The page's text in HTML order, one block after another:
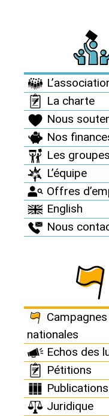
La charte
Nous
Nos
Les groupes
L’équipe
Offres
English
Nous
nationales
Echos des
Pétitions
Publications
Juridique
Informez vous > Nos
Nos
Dossier | 27 juillet
Hommages